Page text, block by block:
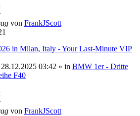
von FrankJScott
in Milan, Italy - Your Last-Minute VIP
28.12.2025 03:42 » in BMW 1er - Dritte
F40
von FrankJScott